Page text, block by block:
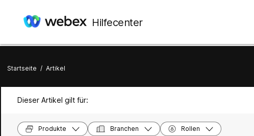
Hilfecenter
Startseite / Artikel
Dieser Artikel gilt für:
Produkte Branchen Rollen